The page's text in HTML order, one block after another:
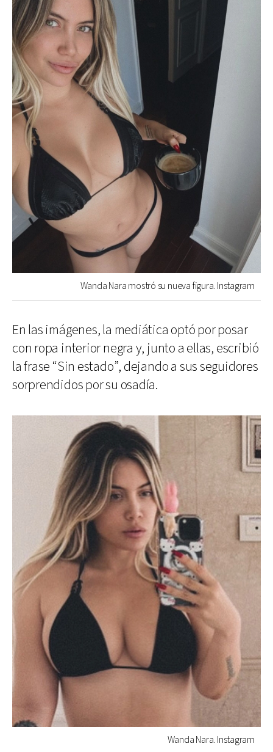
Wanda Nara mostró su nueva figura. Instagram
En las imágenes, la mediática optó por posar
con ropa interior negra y, junto a ellas, escribió
la frase “Sin estado”, dejando a sus seguidores
sorprendidos por su osadía.
Wanda Nara. Instagram